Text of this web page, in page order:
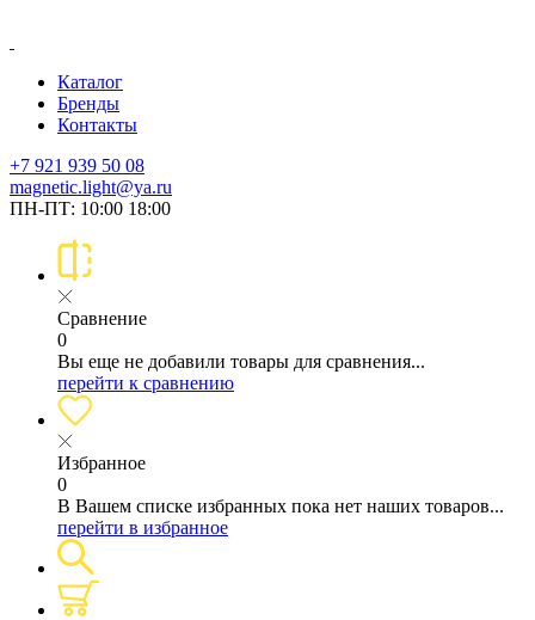
Каталог
Бренды
Контакты
+7 921 939 50 08
magnetic.light@ya.ru
ПН-ПТ: 10:00 18:00
Сравнение
0
Вы еще не добавили товары для сравнения...
перейти к сравнению
Избранное
0
В Вашем списке избранных пока нет наших товаров...
перейти в избранное